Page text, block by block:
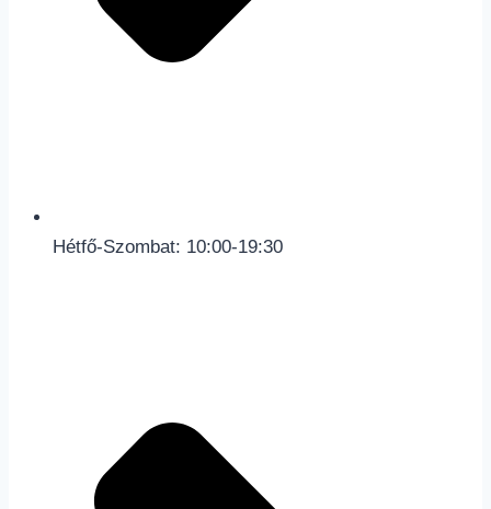
Hétfő-Szombat: 10:00-19:30